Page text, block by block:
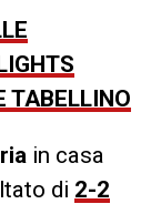
TABELLINO
in casa
di 2-2